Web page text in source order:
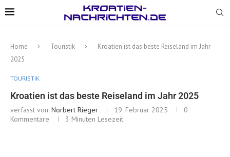
Home Touristik
Kroatien ist das beste Reiseland im Jahr
2025
TOURISTIK
Kroatien ist das beste Reiseland im Jahr 2025
verfasst von: Norbert Rieger 19. Februar 2025
0
Kommentare
3 Minuten Lesezeit